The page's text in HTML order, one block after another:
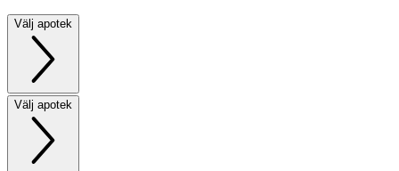
Välj apotek
Välj apotek